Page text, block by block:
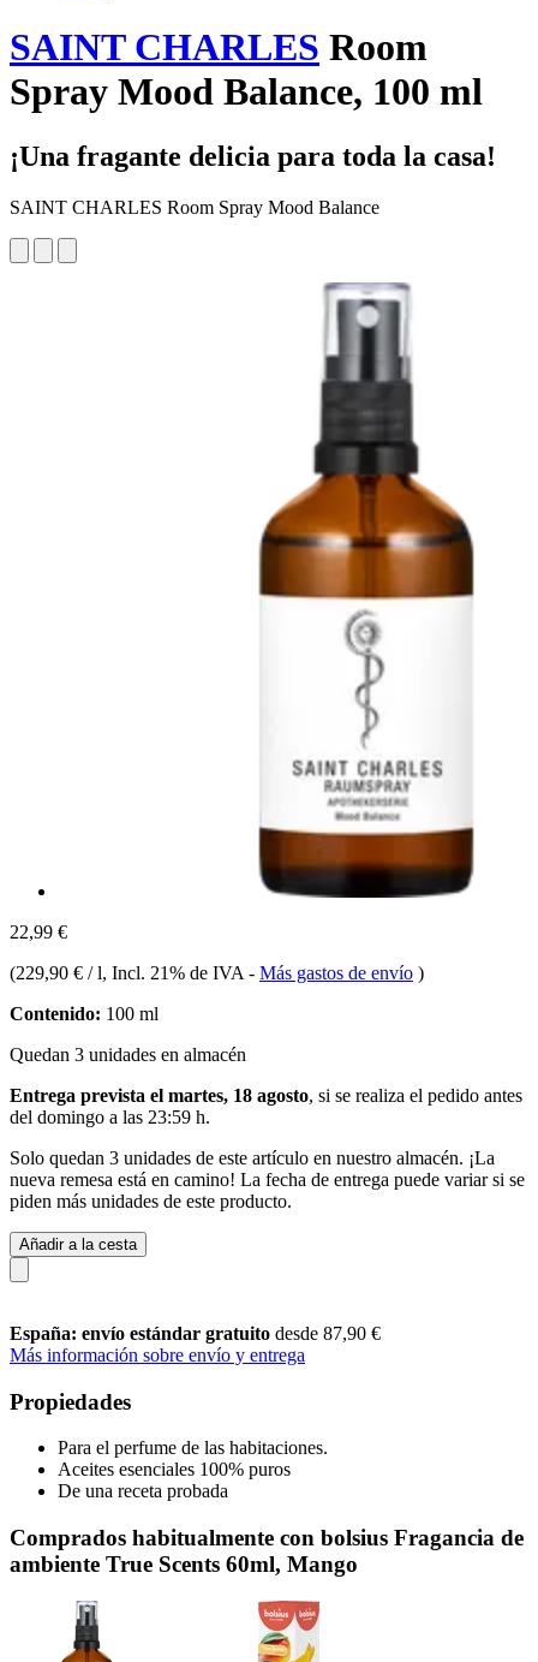
SAINT CHARLES Room
Spray Mood Balance, 100 ml
¡Una fragante delicia para toda la casa!
SAINT CHARLES Room Spray Mood Balance
22,99 €
(229,90 € / l, Incl. 21% de IVA - Más gastos de envío )
Contenido: 100 ml
Quedan 3 unidades en almacén
Entrega prevista el martes, 18 agosto, si se realiza el pedido antes
del domingo a las 23:59 h.
Solo quedan 3 unidades de este artículo en nuestro almacén. ¡La
nueva remesa está en camino! La fecha de entrega puede variar si se
piden más unidades de este producto.
Añadir a la cesta
España: envío estándar gratuito desde 87,90 €
Más información sobre envío y entrega
Propiedades
Para el perfume de las habitaciones.
Aceites esenciales 100% puros
De una receta probada
Comprados habitualmente con bolsius Fragancia de
ambiente True Scents 60ml, Mango